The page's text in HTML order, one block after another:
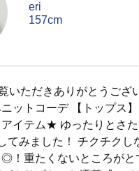
eri
157cm
いただきありがとうござ
ニットコーデ 【トップス
イテム★ ゆったりとさ
てみました！ チクチクし
！重たくないところがと